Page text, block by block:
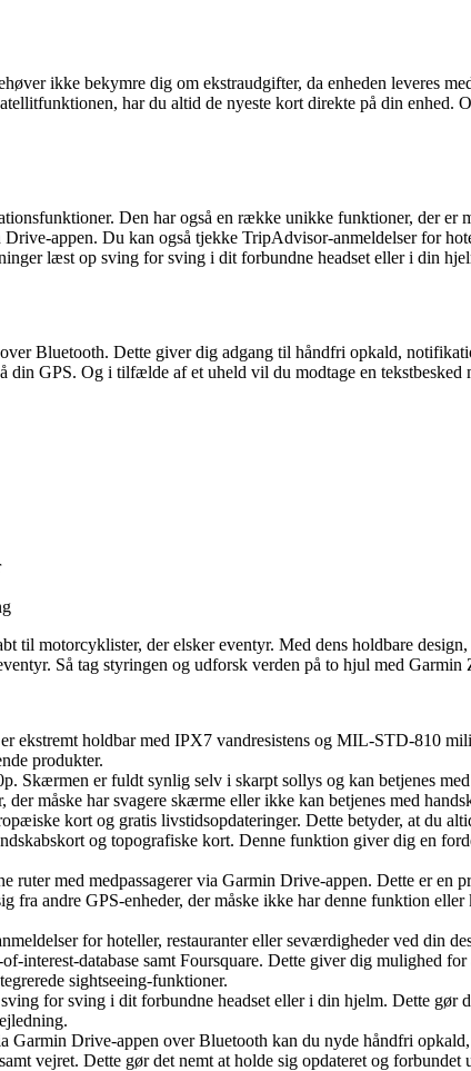
ikke bekymre dig om ekstraudgifter, da enheden leveres
har du altid de nyeste kort direkte på din enhed.
Den har også en række unikke funktioner, der er
appen. Du kan også tjekke TripAdvisor-anmeldelser for
læst op sving for sving i dit forbundne headset eller i din
Bluetooth. Dette giver dig adgang til håndfri opkald,
GPS. Og i tilfælde af et uheld vil du modtage en tekstbesked
motorcyklister, der elsker eventyr. Med dens holdbare
Så tag styringen og udforsk verden på to hjul med
ekstremt holdbar med IPX7 vandresistens og MIL-STD-810
produkter.
er fuldt synlig selv i skarpt sollys og kan betjenes
måske har svagere skærme eller ikke kan betjenes med
kort og gratis livstidsopdateringer. Dette betyder, at du
og topografiske kort. Denne funktion giver dig en
ruter med medpassagerer via Garmin Drive-appen. Dette er
fra andre GPS-enheder, der måske ikke har denne funktion
for hoteller, restauranter eller seværdigheder ved din
database samt Foursquare. Dette giver dig mulighed
sightseeing-funktioner.
for sving i dit forbundne headset eller i din hjelm. Dette gør
Garmin Drive-appen over Bluetooth kan du nyde håndfri
vejret. Dette gør det nemt at holde sig opdateret og